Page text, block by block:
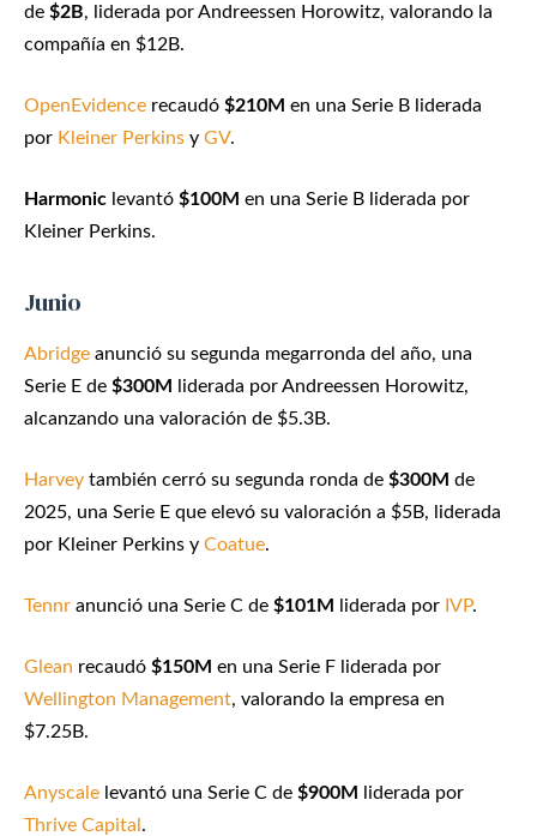
de $2B, liderada por Andreessen Horowitz, valorando la
compañía en $12B.
OpenEvidence recaudó $210M en una Serie B liderada
por Kleiner Perkins y GV.
Harmonic levantó $100M en una Serie B liderada por
Kleiner Perkins.
Junio
Abridge anunció su segunda megarronda del año, una
Serie E de $300M
liderada por Andreessen Horowitz,
alcanzando una valoración de $5.3B.
Harvey también cerró su segunda ronda de $300M de
2025, una Serie E que elevó su valoración a $5B, liderada
por Kleiner Perkins y Coatue.
Tennr anunció una Serie C de $101M liderada por IVP.
Glean recaudó $150M en una Serie F liderada por
Wellington Management, valorando la empresa en
$7.25B.
Anyscale levantó una Serie C de $900M
liderada por
Thrive Capital .